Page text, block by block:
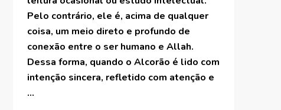
Pelo contrário, ele é, acima de qualquer
coisa, um meio direto e profundo de
conexão entre o ser humano e Allah.
Dessa forma, quando o Alcorão é lido com
intenção sincera, refletido com atenção e
…